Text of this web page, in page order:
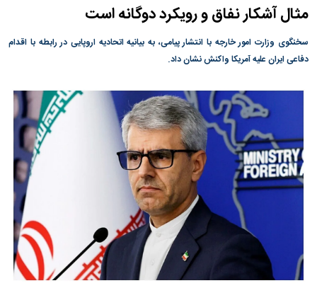
مثال آشکار نفاق و رویکرد دوگانه است
سخنگوی وزارت امور خارجه با انتشار پیامی، به بیانیه اتحادیه اروپایی در رابطه با اقدام
دفاعی ایران علیه آمریکا واکنش نشان داد.